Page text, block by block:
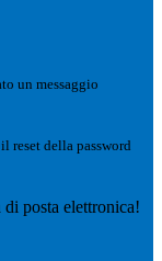
un messaggio
reset della password
posta elettronica!